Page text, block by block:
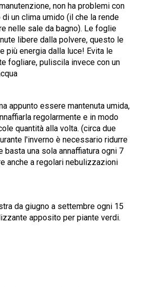
non ha problemi con
un clima umido (il che la rende
nelle sale da bagno). Le foglie
libere dalla polvere, questo le
più energia dalla luce! Evita le
fogliare, puliscila invece con un
appunto essere mantenuta umida,
regolarmente e in modo
quantità alla volta. (circa due
l'inverno è necessario ridurre
basta una sola annaffiatura ogni 7
anche a regolari nebulizzazioni
da giugno a settembre ogni 15
apposito per piante verdi.